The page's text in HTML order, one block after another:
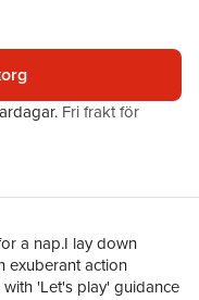
. Fri frakt för
a nap.I lay down
exuberant action
'Let's play' guidance